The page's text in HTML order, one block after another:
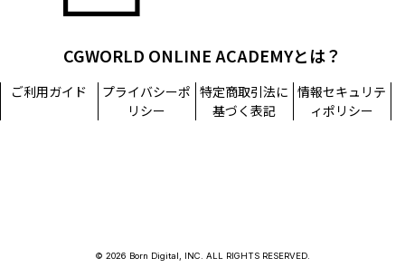
CGWORLD ONLINE ACADEMYとは？
ご利用ガイド
プライバシーポ
リシー
特定商取引法に
基づく表記
情報セキュリテ
ィポリシー
© 2026 Born Digital, INC. ALL RIGHTS RESERVED.